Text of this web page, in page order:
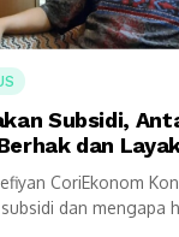
Subsidi,
dan
CoriEkonom
dan mengapa